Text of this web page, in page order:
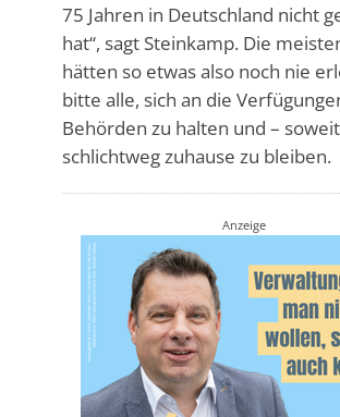
75 Jahren in Deutschland nicht
hat“, sagt Steinkamp. Die
hätten so etwas also noch nie
bitte alle, sich an die
Behörden zu halten und –
schlichtweg zuhause zu bleiben.
Anzeige